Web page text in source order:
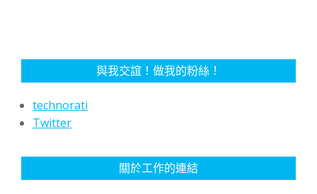
與我交誼！做我的粉絲！
technorati
Twitter
關於工作的連結